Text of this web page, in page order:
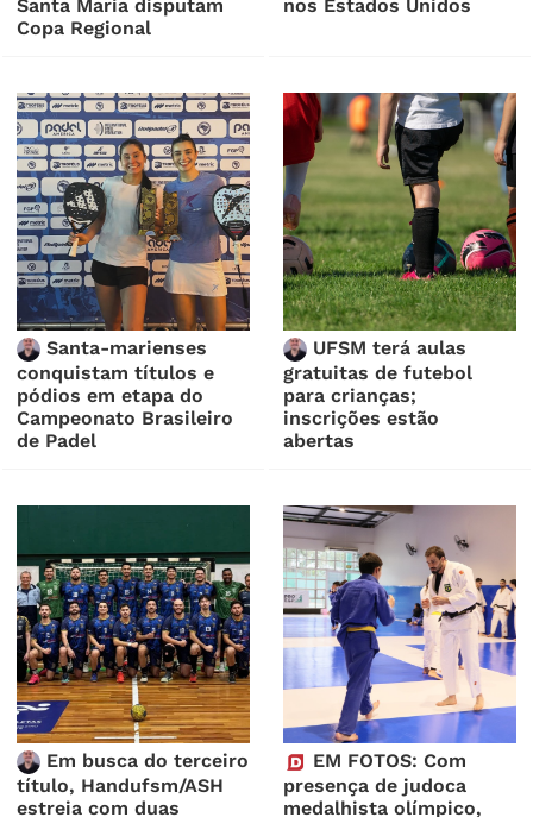
Santa Maria disputam
Copa Regional
nos Estados Unidos
Santa-marienses
conquistam títulos e
pódios em etapa do
Campeonato Brasileiro
de Padel
UFSM terá aulas
gratuitas de futebol
para crianças;
inscrições estão
abertas
Em busca do terceiro
título, Handufsm/ASH
estreia com duas
EM FOTOS: Com
presença de judoca
medalhista olímpico,